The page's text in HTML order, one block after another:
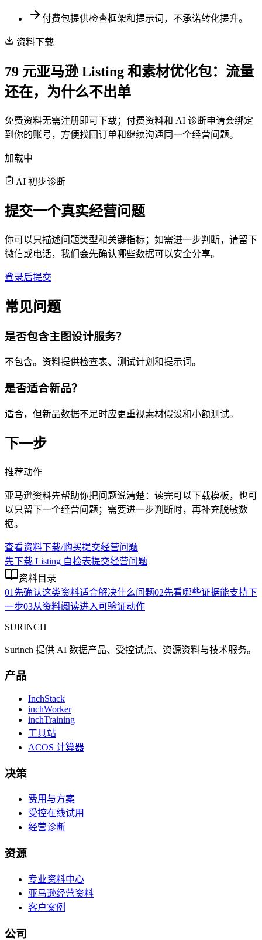
付费包提供检查框架和提示词，不承诺转化提升。
资料下载
79 元亚马逊 Listing 和素材优化包：流量
还在，为什么不出单
免费资料无需注册即可下载；付费资料和 AI 诊断申请会绑定
到你的账号，方便找回订单和继续沟通同一个经营问题。
加载中
AI 初步诊断
提交一个真实经营问题
你可以只描述问题类型和关键指标；如需进一步判断，请留下
微信或电话，我们会先确认哪些数据可以安全分享。
登录后提交
常见问题
是否包含主图设计服务？
不包含。资料提供检查表、测试计划和提示词。
是否适合新品？
适合，但新品数据不足时应更重视素材假设和小额测试。
下一步
推荐动作
亚马逊资料先帮助你把问题说清楚：读完可以下载模板，也可
以只留下一个经营问题；需要进一步判断时，再补充脱敏数
据。
查看资料下载/购买提交经营问题
先下载 Listing 自检表提交经营问题
资料目录
01 先确认这类资料适合解决什么问题02先看哪些证据能支持下
一步03从资料阅读进入可验证动作
SURINCH
Surinch 提供 AI 数据产品、受控试点、资源资料与技术服务。
产品
InchStack
inchWorker
inchTraining
工具站
ACOS 计算器
决策
费用与方案
受控在线试用
经营诊断
资源
专业资料中心
亚马逊经营资料
客户案例
公司